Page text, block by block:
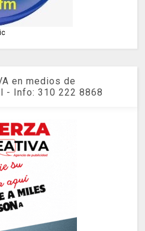
en medios de
- Info: 310 222 8868